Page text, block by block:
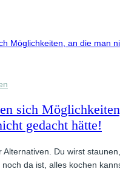
sich
gedacht hätte!
Alternativen. Du wirst
noch da ist, alles kochen